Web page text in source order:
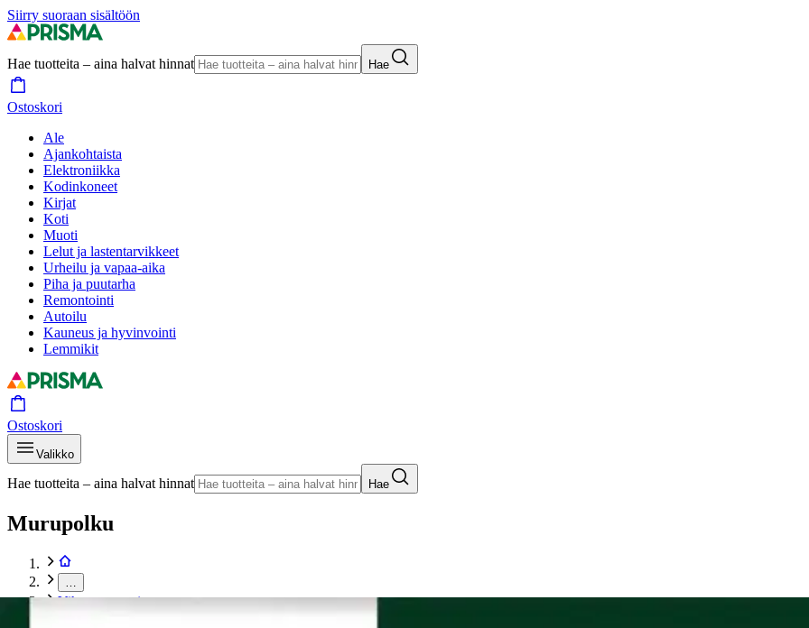
Siirry suoraan sisältöön
Hae tuotteita – aina halvat hinnat Hae
Ostoskori
Ale
Ajankohtaista
Elektroniikka
Kodinkoneet
Kirjat
Koti
Muoti
Lelut ja lastentarvikkeet
Urheilu ja vapaa-aika
Piha ja puutarha
Remontointi
Autoilu
Kauneus ja hyvinvointi
Lemmikit
Ostoskori
Valikko
Hae tuotteita – aina halvat hinnat Hae
Murupolku
Vihannesten siemenet